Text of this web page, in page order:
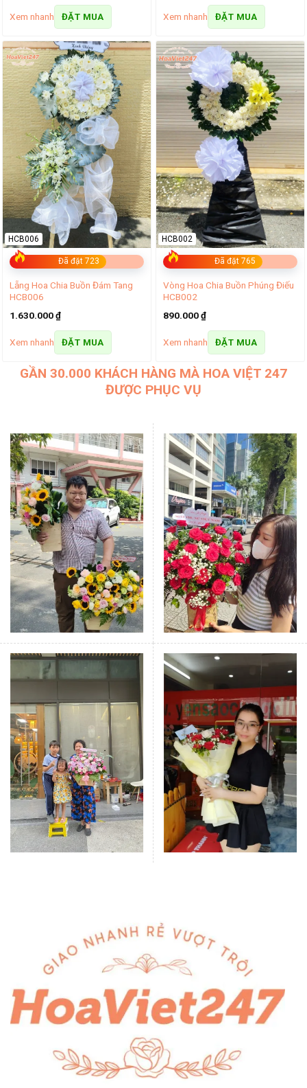
Xem nhanh ĐẶT MUA Xem nhanh ĐẶT MUA
Đã đặt 723
HCB006
Lẵng Hoa Chia Buồn Đám Tang
HCB006
1.630.000₫
Xem nhanh ĐẶT MUA
Đã đặt 765
HCB002
Vòng Hoa Chia Buồn Phúng Điếu
HCB002
890.000₫
Xem nhanh ĐẶT MUA
GẦN 30.000 KHÁCH HÀNG MÀ HOA VIỆT 247
ĐƯỢC PHỤC VỤ